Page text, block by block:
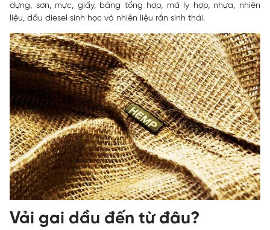
dựng, sơn, mực, giấy, bảng tổng hợp, má ly hợp, nhựa, nhiên
liệu, dầu diesel sinh học và nhiên liệu rắn sinh thái.
Vải gai dầu đến từ đâu?